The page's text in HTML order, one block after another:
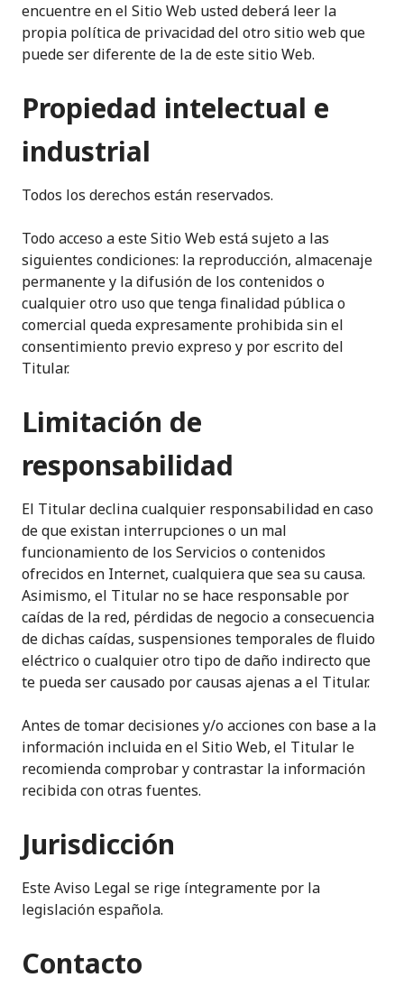
encuentre en el Sitio Web usted deberá leer la
propia política de privacidad del otro sitio web que
puede ser diferente de la de este sitio Web.
Propiedad intelectual e
industrial
Todos los derechos están reservados.
Todo acceso a este Sitio Web está sujeto a las
siguientes condiciones: la reproducción, almacenaje
permanente y la difusión de los contenidos o
cualquier otro uso que tenga finalidad pública o
comercial queda expresamente prohibida sin el
consentimiento previo expreso y por escrito del
Titular.
Limitación de
responsabilidad
El Titular declina cualquier responsabilidad en caso
de que existan interrupciones o un mal
funcionamiento de los Servicios o contenidos
ofrecidos en Internet, cualquiera que sea su causa.
Asimismo, el Titular no se hace responsable por
caídas de la red, pérdidas de negocio a consecuencia
de dichas caídas, suspensiones temporales de fluido
eléctrico o cualquier otro tipo de daño indirecto que
te pueda ser causado por causas ajenas a el Titular.
Antes de tomar decisiones y/o acciones con base a la
información incluida en el Sitio Web, el Titular le
recomienda comprobar y contrastar la información
recibida con otras fuentes.
Jurisdicción
Este Aviso Legal se rige íntegramente por la
legislación española.
Contacto